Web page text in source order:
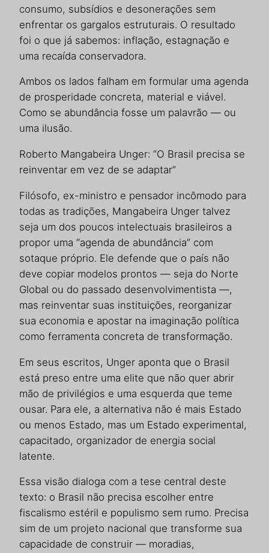
consumo, subsídios e desonerações sem
enfrentar os gargalos estruturais. O resultado
foi o que já sabemos: inflação, estagnação e
uma recaída conservadora.
Ambos os lados falham em formular uma agenda
de prosperidade concreta, material e viável.
Como se abundância fosse um palavrão — ou
uma ilusão.
Roberto Mangabeira Unger: “O Brasil precisa se
reinventar em vez de se adaptar”
Filósofo, ex-ministro e pensador incômodo para
todas as tradições, Mangabeira Unger talvez
seja um dos poucos intelectuais brasileiros a
propor uma “agenda de abundância” com
sotaque próprio. Ele defende que o país não
deve copiar modelos prontos — seja do Norte
Global ou do passado desenvolvimentista —,
mas reinventar suas instituições, reorganizar
sua economia e apostar na imaginação política
como ferramenta concreta de transformação.
Em seus escritos, Unger aponta que o Brasil
está preso entre uma elite que não quer abrir
mão de privilégios e uma esquerda que teme
ousar. Para ele, a alternativa não é mais Estado
ou menos Estado, mas um Estado experimental,
capacitado, organizador de energia social
latente.
Essa visão dialoga com a tese central deste
texto: o Brasil não precisa escolher entre
fiscalismo estéril e populismo sem rumo. Precisa
sim de um projeto nacional que transforme sua
capacidade de construir — moradias,